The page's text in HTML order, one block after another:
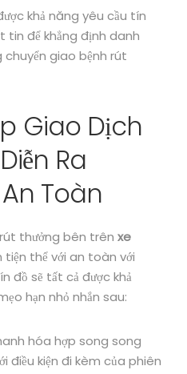
khả năng yêu cầu tín
tin để khẳng định danh
giao bệnh rút
Giao Dịch
Ra
Toàn
thưởng bên trên xe
tiện thể với an toàn với
đồ sẽ tất cả được khả
hạn nhỏ nhắn sau:
hóa hợp song song
điều kiện đi kèm của phiên